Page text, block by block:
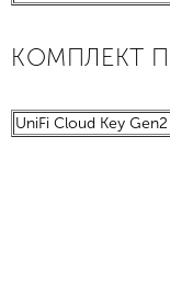
КОМПЛЕКТ
UniFi Cloud Key Gen2